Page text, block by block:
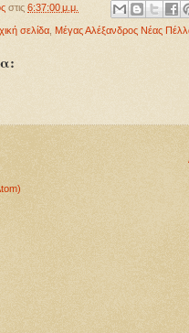
στις 6:37:00 μ.μ.
σελίδα Μέγας Αλέξανδρος Νέας